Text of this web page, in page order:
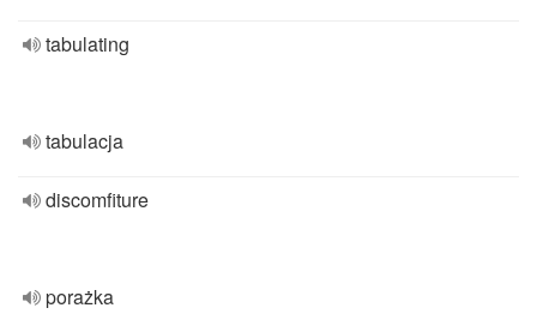
tabulating
tabulacja
discomfiture
porażka